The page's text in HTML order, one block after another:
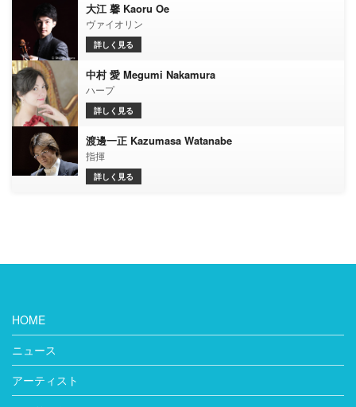
大江 馨 Kaoru Oe
ヴァイオリン
詳しく見る
中村 愛 Megumi Nakamura
ハープ
詳しく見る
渡邊一正 Kazumasa Watanabe
指揮
詳しく見る
HOME
ニュース
アーティスト